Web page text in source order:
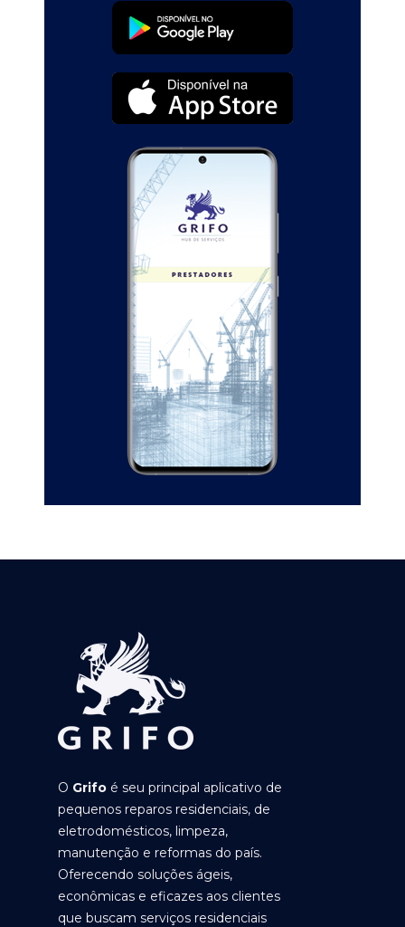
O Grifo é seu principal aplicativo de
pequenos reparos residenciais, de
eletrodomésticos, limpeza,
manutenção e reformas do país.
Oferecendo soluções ágeis,
econômicas e eficazes aos clientes
que buscam serviços residenciais